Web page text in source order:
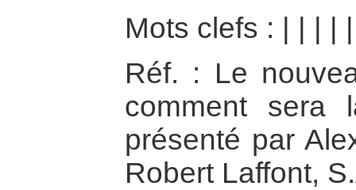
Mots clefs :
Réf. : Le
comment sera
présenté par
Robert Laffont,